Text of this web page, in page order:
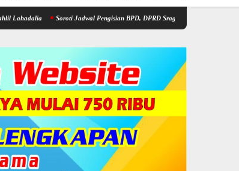
Soroti Jadwal Pengisian BPD, DPRD Sragen Waspadai Potensi Cacat Hukum